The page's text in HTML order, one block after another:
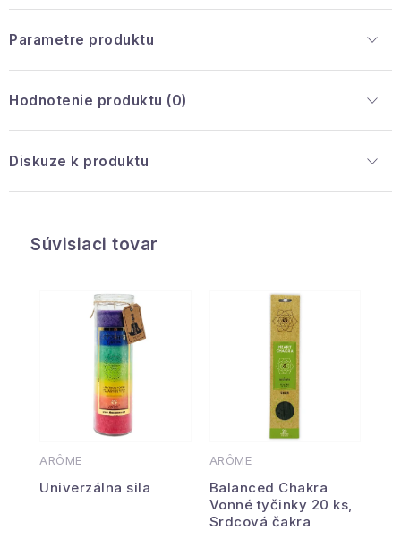
Parametre produktu
Hodnotenie produktu (0)
Diskuze k produktu
Súvisiaci tovar
ARÔME
Univerzálna sila
ARÔME
Balanced Chakra
Vonné tyčinky 20 ks,
Srdcová čakra